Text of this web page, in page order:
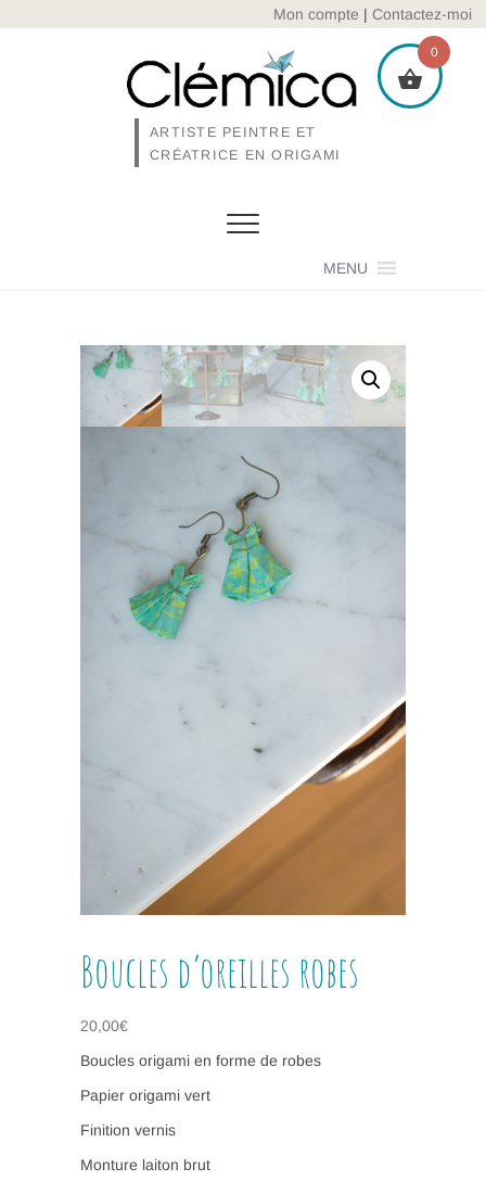
Mon compte | Contactez-moi
ARTISTE PEINTRE ET
CRÉATRICE EN ORIGAMI
MENU
Boucles d’oreilles robes
20,00€
Boucles origami en forme de robes
Papier origami vert
Finition vernis
Monture laiton brut
0